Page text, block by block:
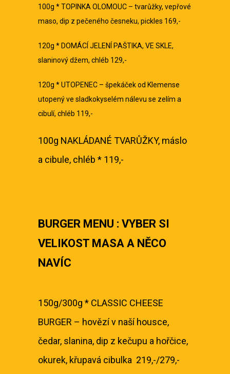
100g * TOPINKA OLOMOUC – tvarůžky, vepřové
maso, dip z pečeného česneku, pickles 169,-
120g * DOMÁCÍ JELENÍ PAŠTIKA, VE SKLE,
slaninový džem, chléb 129,-
120g * UTOPENEC – špekáček od Klemense
utopený ve sladkokyselém nálevu se zelím a
cibulí, chléb 119,-
100g NAKLÁDANÉ TVARŮŽKY, máslo
a cibule, chléb * 119,-
BURGER MENU : VYBER SI
VELIKOST MASA A NĚCO
NAVÍC
150g/300g * CLASSIC CHEESE
BURGER – hovězí v naší housce,
čedar, slanina, dip z kečupu a hořčice,
okurek, křupavá cibulka 219,-/279,-